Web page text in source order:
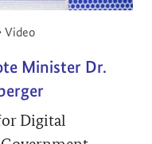
Video
Minister Dr.
Digital